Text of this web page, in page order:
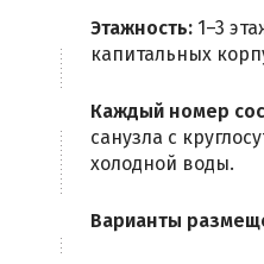
Этажность: 1–3
капитальных
Каждый номер
санузла с
холодной воды.
Варианты